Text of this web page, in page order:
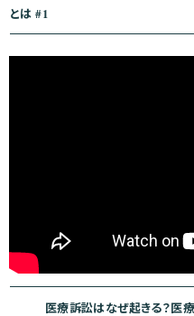
とは #1
医療訴訟はなぜ起きる？医